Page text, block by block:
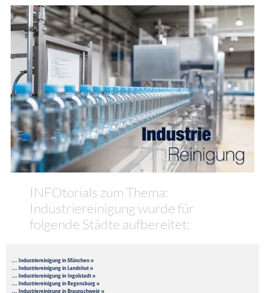
INFOtorials zum Thema:
Industriereinigung wurde für
folgende Städte aufbereitet:
... Industriereinigung in München »
... Industriereinigung in Landshut »
... Industriereinigung in Ingolstadt »
... Industriereinigung in Regensburg »
... Industriereinigung in Braunschweig »